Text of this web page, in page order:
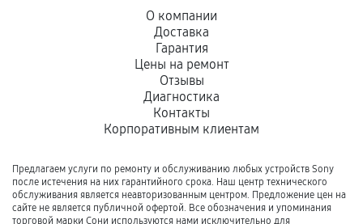
О компании
Доставка
Гарантия
Цены на ремонт
Отзывы
Диагностика
Контакты
Корпоративным клиентам
Предлагаем услуги по ремонту и обслуживанию любых устройств Sony
после истечения на них гарантийного срока. Наш центр технического
обслуживания является неавторизованным центром. Предложение цен на
сайте не является публичной офертой. Все обозначения и упоминания
торговой марки Сони используются нами исключительно для